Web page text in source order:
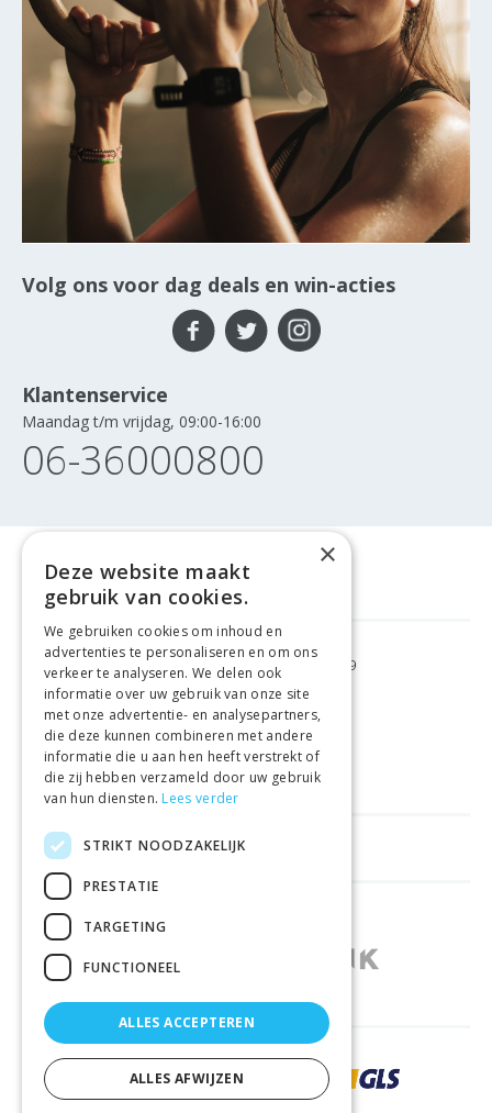
Volg ons voor dag deals en win-acties
Klantenservice
Maandag t/m vrijdag, 09:00-16:00
06-36000800
GRATIS VERZENDING VANAF €99
GEMAKKELIJKRETOURNEREN
LAAGSTEPRIJSGARANTIE
HANDIGE LINKS
WINKELS IN ANDERE LANDEN
ZORGVULDIG BEZORGD DOOR
×
Deze website maakt
gebruik van cookies.
We gebruiken cookies om inhoud en
advertenties te personaliseren en om ons
verkeer te analyseren. We delen ook
informatie over uw gebruik van onze site
met onze advertentie- en analysepartners,
die deze kunnen combineren met andere
informatie die u aan hen heeft verstrekt of
die zij hebben verzameld door uw gebruik
van hun diensten. Lees verder
STRIKT NOODZAKELIJK
PRESTATIE
TARGETING
FUNCTIONEEL
ALLES ACCEPTEREN
ALLES AFWIJZEN